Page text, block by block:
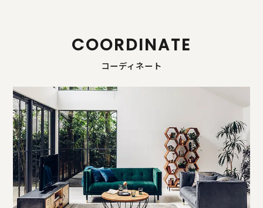
COORDINATE
コーディネート